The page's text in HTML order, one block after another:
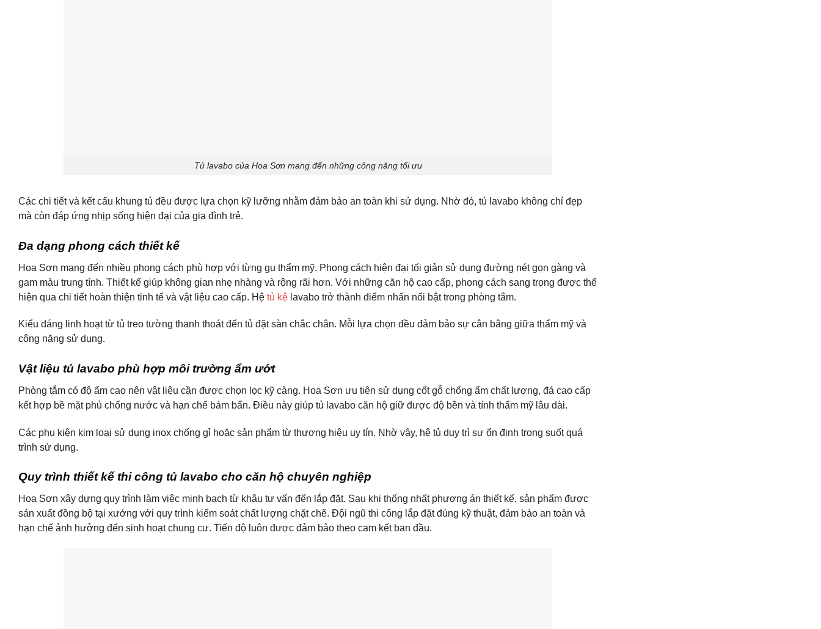
Tủ lavabo của Hoa Sơn mang đến những công năng tối ưu
Các chi tiết và kết cấu khung tủ đều được lựa chọn kỹ lưỡng nhằm đảm bảo an toàn khi sử dụng. Nhờ đó, tủ lavabo không chỉ đẹp
mà còn đáp ứng nhịp sống hiện đại của gia đình trẻ.
Đa dạng phong cách thiết kế
Hoa Sơn mang đến nhiều phong cách phù hợp với từng gu thẩm mỹ. Phong cách hiện đại tối giản sử dụng đường nét gọn gàng và
gam màu trung tính. Thiết kế giúp không gian nhẹ nhàng và rộng rãi hơn. Với những căn hộ cao cấp, phong cách sang trọng được thể
hiện qua chi tiết hoàn thiện tinh tế và vật liệu cao cấp. Hệ tủ kệ lavabo trở thành điểm nhấn nổi bật trong phòng tắm.
Kiểu dáng linh hoạt từ tủ treo tường thanh thoát đến tủ đặt sàn chắc chắn. Mỗi lựa chọn đều đảm bảo sự cân bằng giữa thẩm mỹ và
công năng sử dụng.
Vật liệu tủ lavabo phù hợp môi trường ẩm ướt
Phòng tắm có độ ẩm cao nên vật liệu cần được chọn lọc kỹ càng. Hoa Sơn ưu tiên sử dụng cốt gỗ chống ẩm chất lượng, đá cao cấp
kết hợp bề mặt phủ chống nước và hạn chế bám bẩn. Điều này giúp tủ lavabo căn hộ giữ được độ bền và tính thẩm mỹ lâu dài.
Các phụ kiện kim loại sử dụng inox chống gỉ hoặc sản phẩm từ thương hiệu uy tín. Nhờ vậy, hệ tủ duy trì sự ổn định trong suốt quá
trình sử dụng.
Quy trình thiết kế thi công tủ lavabo cho căn hộ chuyên nghiệp
Hoa Sơn xây dựng quy trình làm việc minh bạch từ khâu tư vấn đến lắp đặt. Sau khi thống nhất phương án thiết kế, sản phẩm được
sản xuất đồng bộ tại xưởng với quy trình kiểm soát chất lượng chặt chẽ. Đội ngũ thi công lắp đặt đúng kỹ thuật, đảm bảo an toàn và
hạn chế ảnh hưởng đến sinh hoạt chung cư. Tiến độ luôn được đảm bảo theo cam kết ban đầu.